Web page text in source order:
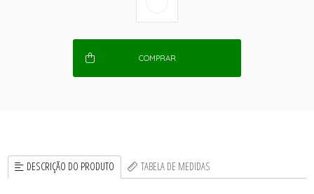
COMPRAR
DESCRIÇÃO DO PRODUTO TABELA DE MEDIDAS